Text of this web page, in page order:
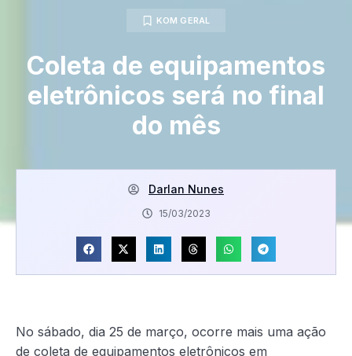
KOM GERAL
Coleta de equipamentos
eletrônicos será no final
do mês
Darlan Nunes
15/03/2023
No sábado, dia 25 de março, ocorre mais uma ação
de coleta de equipamentos eletrônicos em